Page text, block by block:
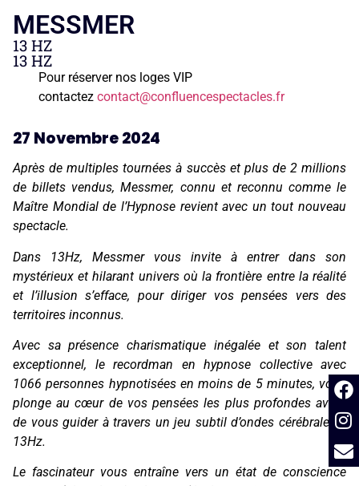
MESSMER
13 HZ
13 HZ
Pour réserver nos loges VIP
contactez contact@confluencespectacles.fr
27 Novembre 2024
Après de multiples tournées à succès et plus de 2 millions
de billets vendus, Messmer, connu et reconnu comme le
Maître Mondial de l’Hypnose revient avec un tout nouveau
spectacle.
Dans 13Hz, Messmer vous invite à entrer dans son
mystérieux et hilarant univers où la frontière entre la réalité
et l’illusion s’efface, pour diriger vos pensées vers des
territoires inconnus.
Avec sa présence charismatique inégalée et son talent
exceptionnel, le recordman en hypnose collective avec
1066 personnes hypnotisées en moins de 5 minutes, vous
plonge au cœur de vos pensées les plus profondes avant
de vous guider à travers un jeu subtil d’ondes cérébrales à
13Hz.
Le fascinateur vous entraîne vers un état de conscience